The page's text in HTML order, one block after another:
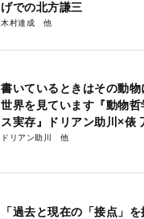
げでの北方謙三
木村達成
書いているときはその動物
世界を見ています『動物
ス実存』ドリアン助川×俵
ドリアン助川
「過去と現在の「接点」